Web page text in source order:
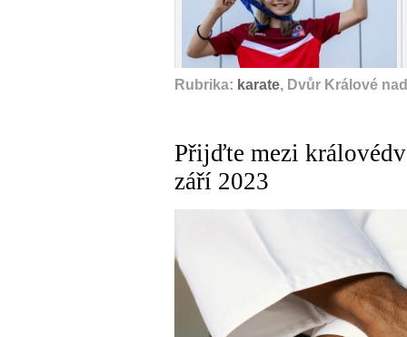
Rubrika: karate, Dvůr Králové
Přijďte mezi
září 2023